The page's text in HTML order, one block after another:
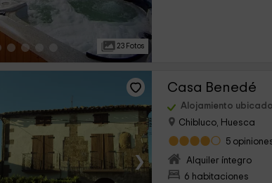
23 Fotos
›
Casa Benedé
Alojamiento
Chibluco, Huesca
5
Alquiler íntegro
6 habitaciones